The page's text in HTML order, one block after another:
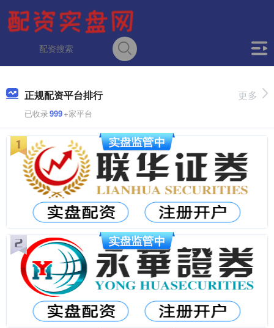
正规配资平台排行
已收录999+家平台
更多